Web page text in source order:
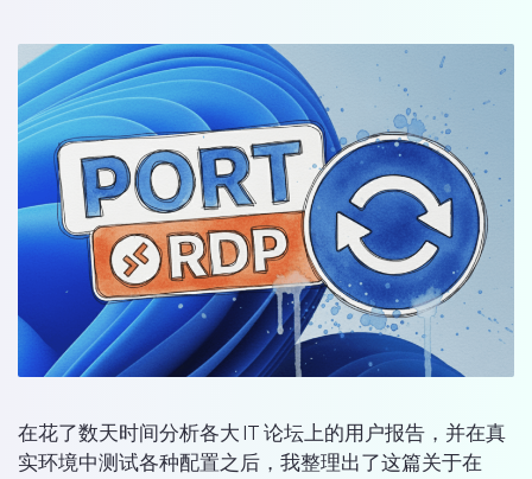
在花了数天时间分析各大 IT 论坛上的用户报告，并在真
实环境中测试各种配置之后，我整理出了这篇关于在